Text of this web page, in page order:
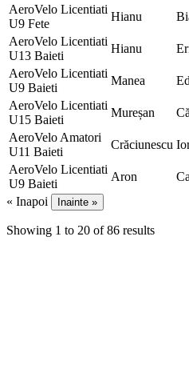
AeroVelo Licentiati
U9 Fete
Hianu
AeroVelo Licentiati
U13 Baieti
Hianu
AeroVelo Licentiati
U9 Baieti
Manea
AeroVelo Licentiati
U15 Baieti
Mureșan
AeroVelo Amatori
U11 Baieti
Crăciunescu
AeroVelo Licentiati
U9 Baieti
Aron
« Inapoi
Inainte »
Showing 1 to 20 of 86 results